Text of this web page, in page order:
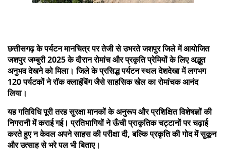
छत्तीसगढ़ के पर्यटन मानचित्र पर तेजी से उभरते जशपुर जिले में आयोजित
जशपुर जम्बुरी 2025 के दौरान रोमांच और प्रकृति प्रेमियों के लिए अद्भुत
अनुभव देखने को मिला। जिले के प्रसिद्ध पर्यटन स्थल देशदेखा में लगभग
120 पर्यटकों ने रॉक क्लाइंबिंग जैसे साहसिक खेल का रोमांचक आनंद
लिया।
यह गतिविधि पूरी तरह सुरक्षा मानकों के अनुरूप और प्रशिक्षित विशेषज्ञों की
निगरानी में कराई गई। प्रतिभागियों ने ऊँची प्राकृतिक चट्टानों पर चढ़ाई
करते हुए न केवल अपने साहस की परीक्षा दी, बल्कि प्रकृति की गोद में सुकून
और उत्साह से भरे पल भी बिताए।